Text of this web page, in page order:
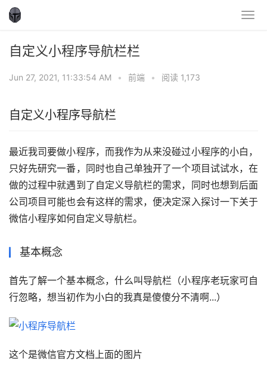
自定义小程序导航栏栏
Jun 27, 2021, 11:33:54 AM • 前端 • 阅读 1,173
自定义小程序导航栏
最近我司要做小程序，而我作为从来没碰过小程序的小白，
只好先研究一番，同时也自己单独开了一个项目试试水，在
做的过程中就遇到了自定义导航栏的需求，同时也想到后面
公司项目可能也会有这样的需求，便决定深入探讨一下关于
微信小程序如何自定义导航栏。
基本概念
首先了解一个基本概念，什么叫导航栏（小程序老玩家可自
行忽略，想当初作为小白的我真是傻傻分不清啊...）
这个是微信官方文档上面的图片